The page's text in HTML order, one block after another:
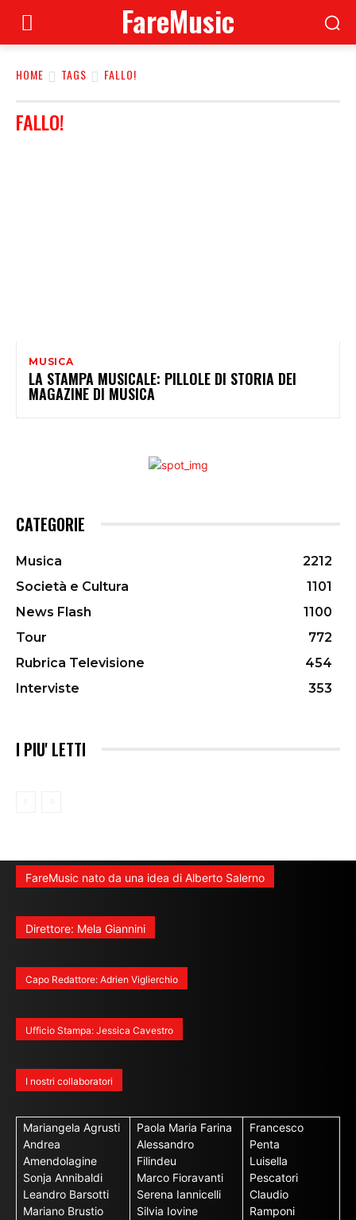
FareMusic
HOME TAGS FALLO!
FALLO!
MUSICA
LA STAMPA MUSICALE: PILLOLE DI STORIA DEI
MAGAZINE DI MUSICA
CATEGORIE
Musica
2212
Società e Cultura
1101
News Flash
1100
Tour
772
Rubrica Televisione
454
Interviste
353
I PIU' LETTI
FareMusic nato da una idea di Alberto Salerno
Direttore: Mela Giannini
Capo Redattore: Adrien Viglierchio
Ufficio Stampa: Jessica Cavestro
I nostri collaboratori
Mariangela Agrusti
Andrea
Amendolagine
Sonja Annibaldi
Leandro Barsotti
Mariano Brustio
Paola Maria Farina
Alessandro
Filindeu
Marco Fioravanti
Serena Iannicelli
Silvia Iovine
Francesco
Penta
Luisella
Pescatori
Claudio
Ramponi